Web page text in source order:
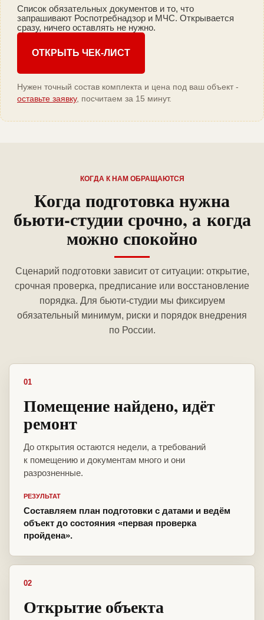
Список обязательных документов и то, что
запрашивают Роспотребнадзор и МЧС. Открывается
сразу, ничего оставлять не нужно.
ОТКРЫТЬ ЧЕК-ЛИСТ
Нужен точный состав комплекта и цена под ваш объект -
оставьте заявку, посчитаем за 15 минут.
КОГДА К НАМ ОБРАЩАЮТСЯ
Когда подготовка нужна
бьюти-студии срочно, а когда
можно спокойно
Сценарий подготовки зависит от ситуации: открытие,
срочная проверка, предписание или восстановление
порядка. Для бьюти-студии мы фиксируем
обязательный минимум, риски и порядок внедрения
по России.
01
Помещение найдено, идёт
ремонт
До открытия остаются недели, а требований
к помещению и документам много и они
разрозненные.
РЕЗУЛЬТАТ
Составляем план подготовки с датами и ведём
объект до состояния «первая проверка
пройдена».
02
Открытие объекта